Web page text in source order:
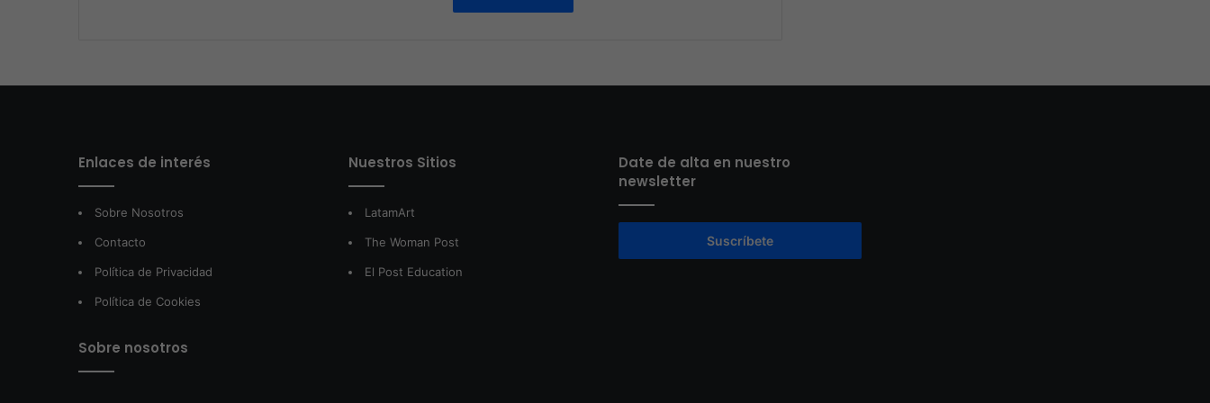
Enlaces de interés
Sobre Nosotros
Contacto
Política de Privacidad
Política de Cookies
Sobre nosotros
Nuestros Sitios
LatamArt
The Woman Post
El Post Education
Date de alta en nuestro
newsletter
Suscríbete